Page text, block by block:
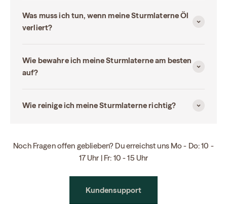
Was muss ich tun, wenn meine Sturmlaterne Öl
verliert?
Wie bewahre ich meine Sturmlaterne am besten
auf?
Wie reinige ich meine Sturmlaterne richtig?
Noch Fragen offen geblieben? Du erreichst uns Mo - Do: 10 -
17 Uhr | Fr: 10 - 15 Uhr
Kundensupport